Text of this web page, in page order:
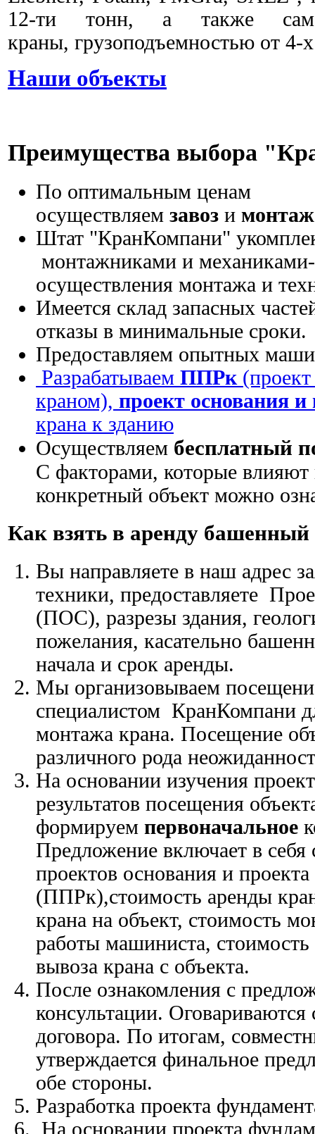
12-ти тонн, а также
краны, грузоподъемностью от 4-
Наши объекты
Преимущества выбора
По оптимальным ценам
осуществляем завоз и монтаж
Штат "КранКомпани"
монтажниками и
осуществления монтажа и
Имеется склад запасных
отказы в минимальные сроки.
Предоставляем опытных
Разрабатываем ППРк
краном), проект основания
крана к зданию
Осуществляем бесплатный
С факторами, которые влияют
конкретный объект можно
Как взять в аренду башенный
Вы направляете в наш адрес
техники, предоставляете
(ПОС), разрезы здания,
пожелания, касательно
начала и срок аренды.
Мы организовываем
специалистом КранКомпани
монтажа крана. Посещение
различного рода
На основании изучения
результатов посещения
формируем первоначальное
Предложение включает в себя
проектов основания и
(ППРк),стоимость аренды
крана на объект, стоимость
работы машиниста,
вывоза крана с объекта.
После ознакомления с
консультации.
договора. По итогам,
утверждается финальное
обе стороны.
Разработка проекта
На основании проекта